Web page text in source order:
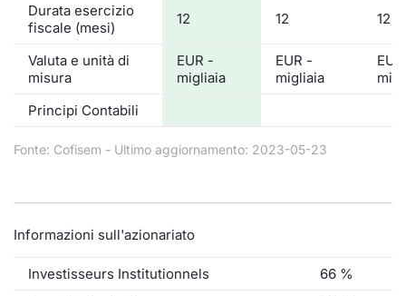
Durata esercizio
fiscale (mesi)
12 12 12
Valuta e unità di
misura
EUR -
migliaia
EUR -
migliaia
Principi Contabili
Fonte: Cofisem - Ultimo aggiornamento: 2023-05-23
Informazioni sull'azionariato
Investisseurs Institutionnels
66 %